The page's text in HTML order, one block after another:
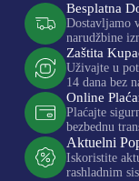
Besplatna
Dostavljamo
narudžbine
Zaštita
Uživajte u
14 dana bez
Online
Plaćajte
bezbednu
Aktuelni
Iskoristite
rashladnim